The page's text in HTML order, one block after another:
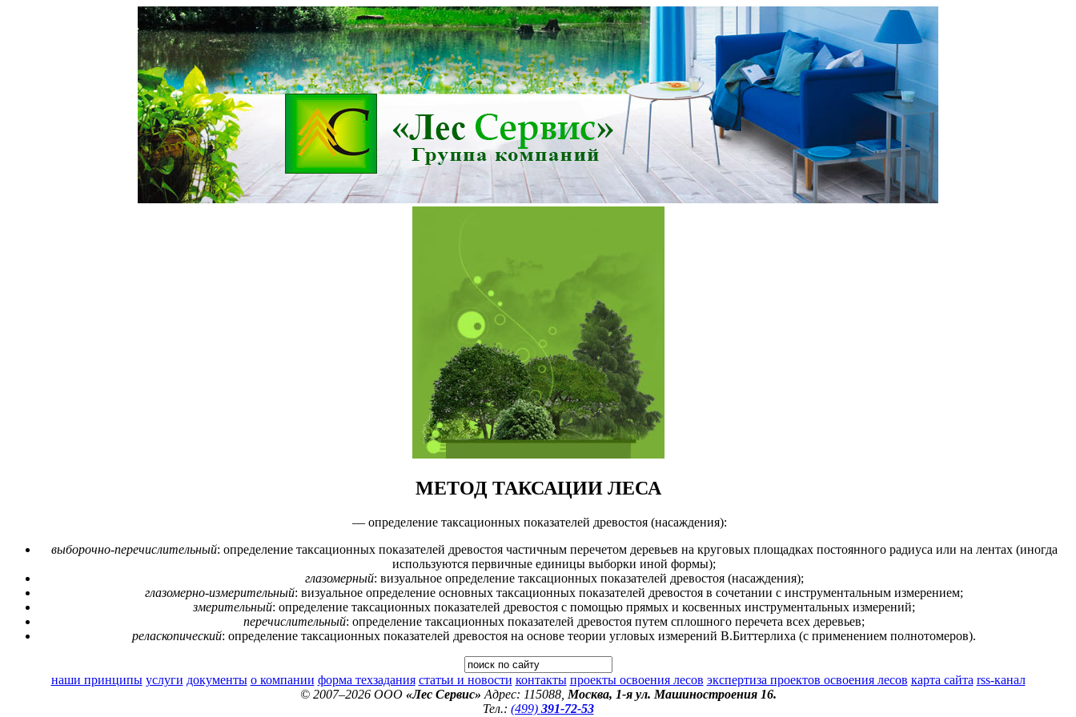
МЕТОД ТАКСАЦИИ ЛЕСА
— определение таксационных показателей древостоя (насаждения):
выборочно-перечислительный: определение таксационных показателей древостоя частичным перечетом деревьев на круговых площадках постоянного радиуса или на лентах (иногда
используются первичные единицы выборки иной формы);
глазомерный: визуальное определение таксационных показателей древостоя (насаждения);
глазомерно-измерительный: визуальное определение основных таксационных показателей древостоя в сочетании с инструментальным измерением;
змерительный: определение таксационных показателей древостоя с помощью прямых и косвенных инструментальных измерений;
перечислительный: определение таксационных показателей древостоя путем сплошного перечета всех деревьев;
реласкопический: определение таксационных показателей древостоя на основе теории угловых измерений В.Биттерлиха (с применением полнотомеров).
наши принципы услуги документы о компании форма техзадания статьи и новости контакты проекты освоения лесов экспертиза проектов освоения лесов карта сайта rss-канал
© 2007–2026 ООО «Лес Сервис» Адрес: 115088, Москва, 1-я ул. Машиностроения 16.
Тел.: (499) 391-72-53